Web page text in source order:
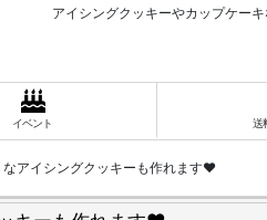
アイシングクッキーやカップケー
イベント 送
なアイシングクッキーも作れます❤︎